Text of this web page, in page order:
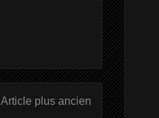
Article plus ancien